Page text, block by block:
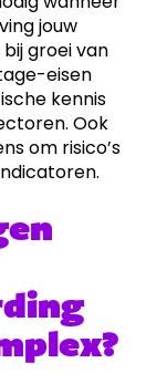
jouw
groei van
eisen
kennis
Ook
om risico’s